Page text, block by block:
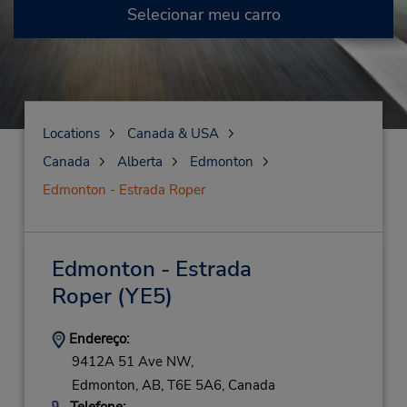
Selecionar meu carro
Locations
Canada & USA
Canada
Alberta
Edmonton
Edmonton - Estrada Roper
Edmonton - Estrada
Roper(YE5)
Endereço:
9412A 51 Ave NW,
Edmonton, AB, T6E 5A6, Canada